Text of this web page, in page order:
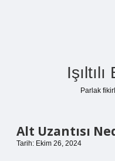
Parlak
Alt Uzantısı
Tarih: Ekim 26, 2024